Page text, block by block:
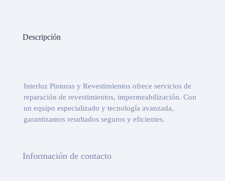
Descripción
Interluz Pinturas y Revestimientos ofrece servicios de
reparación de revestimientos, impermeabilización. Con
un equipo especializado y tecnología avanzada,
garantizamos resultados seguros y eficientes.
Información de contacto